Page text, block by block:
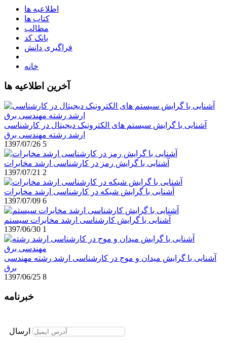
اطلاعیه ها
کتاب ها
مطالب
بانک کد
فراگیری دانش
خانه
آخرین اطلاعیه ها
آشنایی با گرایش سیستم های الکترونیک دیجیتال در کارشناسی
ارشد رشته مهندسی برق
1397/07/26 5
آشنایی با گرایش رمز در کارشناسی ارشد مخابرات
1397/07/21 2
آشنایی با گرایش شبکه در کارشناسی ارشد مخابرات
1397/07/09 6
آشنایی با گرایش کارشناسی ارشد مخابرات سیستم
1397/06/30 1
آشنایی با گرایش میدان و موج در کارشناسی ارشد رشته مهندسی
برق
1397/06/25 8
خبرنامه
ارسال